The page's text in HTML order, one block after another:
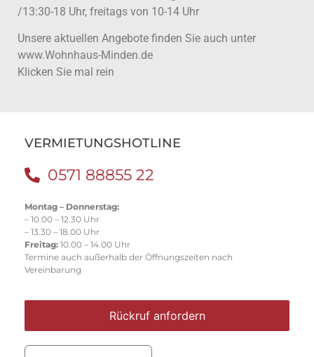
/13:30-18 Uhr, freitags von 10-14 Uhr
Unsere aktuellen Angebote finden Sie auch unter
www.Wohnhaus-Minden.de
Klicken Sie mal rein
VERMIETUNGSHOTLINE
0571 88855 22
Montag – Donnerstag:
– 10.00 – 12.30 Uhr
– 13.30 – 18.00 Uhr
Freitag: 10.00 – 14.00 Uhr
Termine auch außerhalb der Öffnungszeiten nach
Vereinbarung
Rückruf anfordern